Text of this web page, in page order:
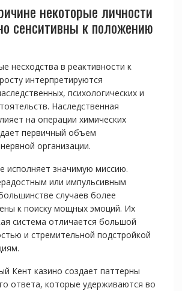
некоторые личности
сенситивны к положению
несходства в реактивности к
интерпретируются
психологических и
Наследственная
на операции химических
первичный объем
организации.
исполняет значимую миссию.
или импульсивным
случаев более
к поиску мощных эмоций. Их
система отличается большой
и стремительной подстройкой
Кент казино создает паттерны
ответа, которые удерживаются во